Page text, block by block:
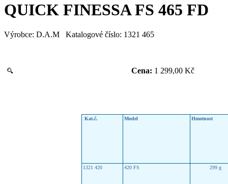
QUICK FINESSA FS 465 FD
Výrobce: D.A.M Katalogové číslo: 1321 465
Cena: 1 299,00 Kč
Kat.č. Model Hmotnost
1321 420 420 FS 299 g